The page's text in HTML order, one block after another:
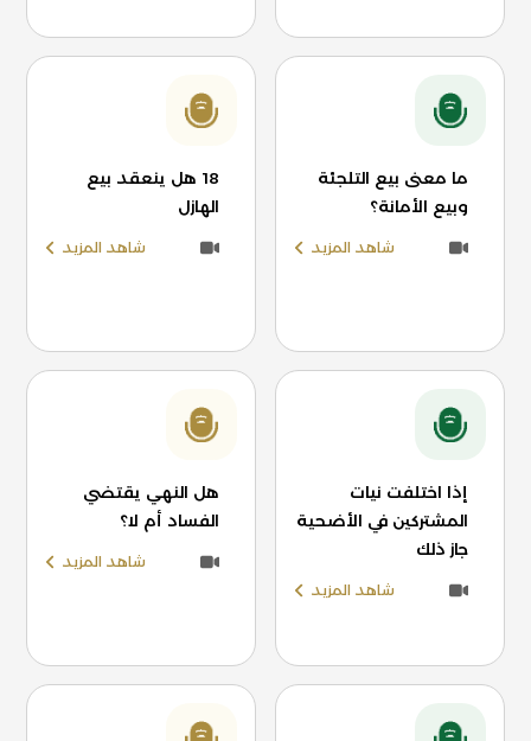
ما معنى بيع التلجئة
وبيع الأمانة؟
شاهد المزيد
18 هل ينعقد بيع
الهازل
شاهد المزيد
إذا اختلفت نيات
المشتركين في الأضحية
جاز ذلك
شاهد المزيد
هل النهي يقتضي
الفساد أم لا؟
شاهد المزيد